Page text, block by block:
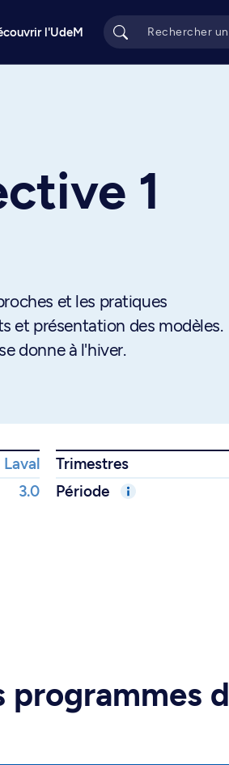
l'UdeM
1
et les pratiques
et présentation des modèles.
donne à l'hiver.
Trimestres
3.0 Période
programmes